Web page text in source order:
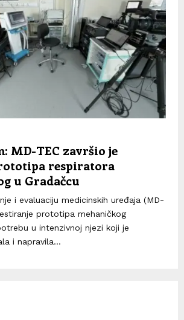
MD-TEC završio je
respiratora
u Gradačcu
i evaluaciju medicinskih uređaja (MD-
prototipa mehaničkog
u intenzivnoj njezi koji je
i napravila...